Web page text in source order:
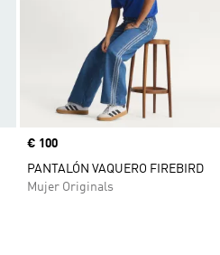
Precio
€ 100
PANTALÓN VAQUERO FIREBIRD
Mujer Originals